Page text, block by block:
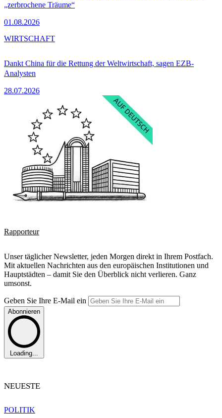
„zerbrochene Träume“
01.08.2026
Dankt China für die Rettung der Weltwirtschaft, sagen EZB-
Analysten
28.07.2026
WIRTSCHAFT
Rapporteur
Unser täglicher Newsletter, jeden Morgen direkt in Ihrem Postfach.
Mit aktuellen Nachrichten aus den europäischen Institutionen und
Hauptstädten – damit Sie den Überblick nicht verlieren. Ganz
umsonst.
Geben Sie Ihre E-Mail ein
Abonnieren
Loading...
NEUESTE
POLITIK